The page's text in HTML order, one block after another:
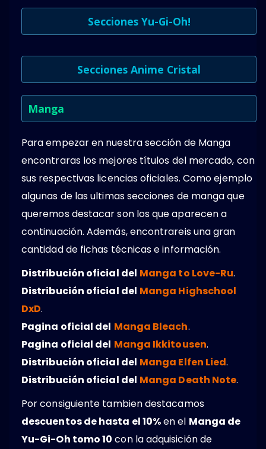
Secciones Yu-Gi-Oh!
Secciones Anime Cristal
Manga
Para empezar en nuestra sección de Manga
encontraras los mejores títulos del mercado, con
sus respectivas licencias oficiales. Como ejemplo
algunas de las ultimas secciones de manga que
queremos destacar son los que aparecen a
continuación. Además, encontrareis una gran
cantidad de fichas técnicas e información.
Distribución oficial del Manga to Love-Ru.
Distribución oficial del Manga Highschool
DxD.
Pagina oficial del Manga Bleach.
Pagina oficial del Manga Ikkitousen.
Distribución oficial del Manga Elfen Lied.
Distribución oficial del Manga Death Note.
Por consiguiente tambien destacamos
descuentos de hasta el 10%en el Manga de
Yu-Gi-Oh tomo 10 con la adquisición de